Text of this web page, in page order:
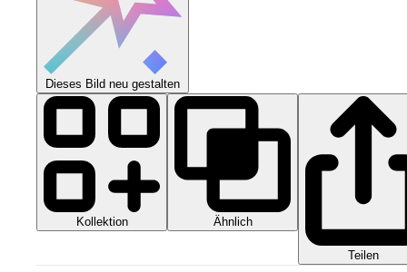
Dieses Bild neu gestalten
Kollektion Ähnlich
Teilen